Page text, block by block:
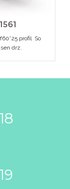
1561
profil So
drz.